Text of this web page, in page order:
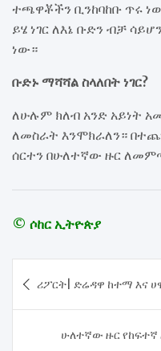
ተጫዋቾችን ቢንከባከቡ ጥሩ
ይሄ ነገር ለእኔ ቡድን ብቻ
ነው።
ቡድኑ ማሻሻል ስላለበት ነገር?
ለሁሉም ክለብ አንድ አይነት
ለመስራት እንሞክራለን።
ሰርተን በሁለተኛው ዙር
© ሶከር ኢትዮጵያ
navigation
ሪፖርት| ድሬዳዋ ከተማ እና
ሁለተኛው ዙር